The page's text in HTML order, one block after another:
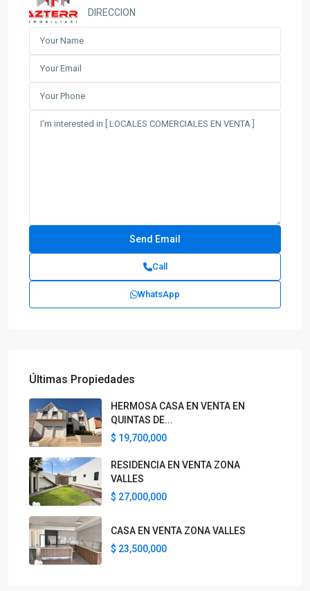
DIRECCION
Call
WhatsApp
Últimas Propiedades
HERMOSA CASA EN VENTA EN
QUINTAS DE...
$ 19,700,000
RESIDENCIA EN VENTA ZONA
VALLES
$ 27,000,000
CASA EN VENTA ZONA VALLES
$ 23,500,000